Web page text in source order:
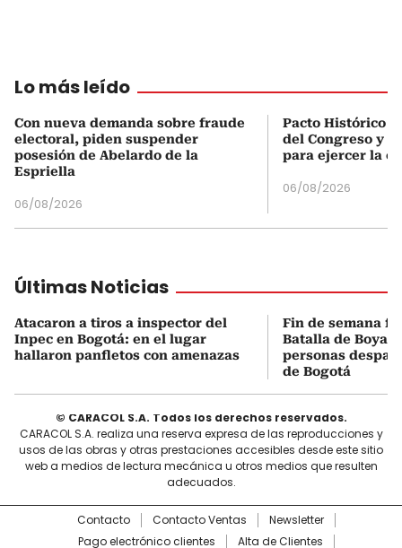
Lo más leído
Con nueva demanda sobre fraude
electoral, piden suspender
posesión de Abelardo de la
Espriella
06/08/2026
Pacto Histórico
del Congreso y
para ejercer la
06/08/2026
Últimas Noticias
Atacaron a tiros a inspector del
Inpec en Bogotá: en el lugar
hallaron panfletos con amenazas
Fin de semana
Batalla de
personas
de Bogotá
© CARACOL S.A. Todos los derechos reservados.
CARACOL S.A. realiza una reserva expresa de las reproducciones y
usos de las obras y otras prestaciones accesibles desde este sitio
web a medios de lectura mecánica u otros medios que resulten
adecuados.
Contacto Contacto Ventas
Newsletter
Pago electrónico clientes
Alta de Clientes